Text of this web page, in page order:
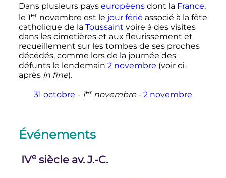
Dans plusieurs pays européensdont la France,
le 1ernovembre est le jour férié associé à la fête
catholique de la Toussaint voire à des visites
dans les cimetières et aux fleurissement et
recueillement sur les tombes de ses proches
décédés, comme lors de la journée des
défunts le lendemain 2 novembre (voir ci-
après in fine).
31 octobre - 1er novembre- 2 novembre
Événements
IVe siècle av. J.-C.